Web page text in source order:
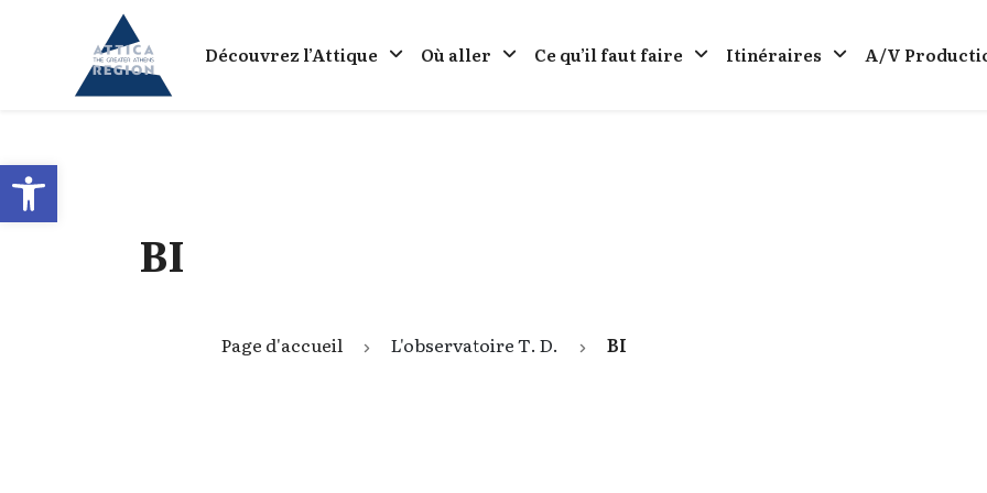
Open toolbar
Go to home
Découvrez l’Attique Où aller Ce qu’il faut faire Itinéraires A/V
Page d'accueil L'observatoire Τ. D. BI
BI